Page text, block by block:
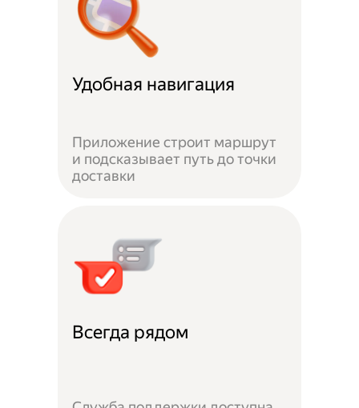
Удобная навигация
Приложение строит маршрут
и подсказывает путь до точки
доставки
Всегда рядом